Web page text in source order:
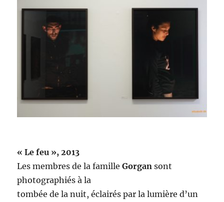
« Le feu », 2013
Les membres de la famille Gorgan sont
photographiés à la
tombée de la nuit, éclairés par la lumière d’un